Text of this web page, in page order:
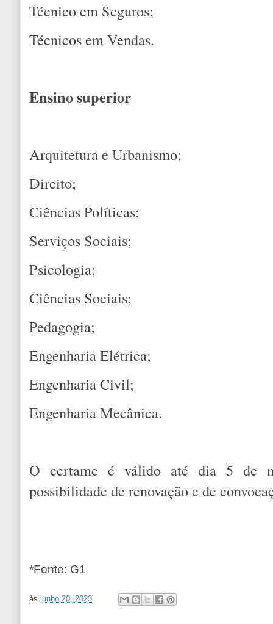
Técnico em Seguros;
Técnicos em Vendas.
Ensino superior
Arquitetura e Urbanismo;
Direito;
Ciências Políticas;
Serviços Sociais;
Psicologia;
Ciências Sociais;
Pedagogia;
Engenharia Elétrica;
Engenharia Civil;
Engenharia Mecânica.
O certame é válido até dia 5 de
possibilidade de renovação e de
*Fonte: G1
àsjunho 20, 2023